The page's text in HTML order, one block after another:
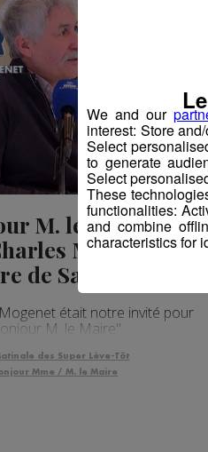
M. le Maire |
Mogenet -
de Samoëns
était notre invité pour
M. le Maire".
des Super Lève-Tôt
Mme / M. le Maire
We and our
interest: Store
Select
to generate
Select
These
functionalities:
and combine
characteristics for